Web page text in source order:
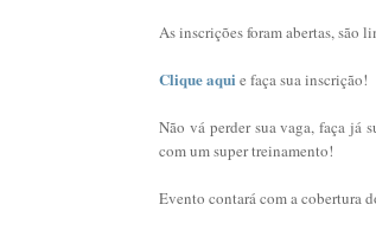
As inscrições foram abertas, são
Clique aqui e faça sua inscrição!
Não vá perder sua vaga, faça já
com um super treinamento!
Evento contará com a cobertura